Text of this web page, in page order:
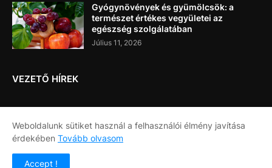
Gyógynövények és gyümölcsök: a
természet értékes vegyületei az
egészség szolgálatában
Július 11, 2026
VEZETŐ HÍREK
Címlap Rólunk
Weboldalunk sütiket használ a felhasználói élmény javítása
érdekében Tovább olvasom
Accept !